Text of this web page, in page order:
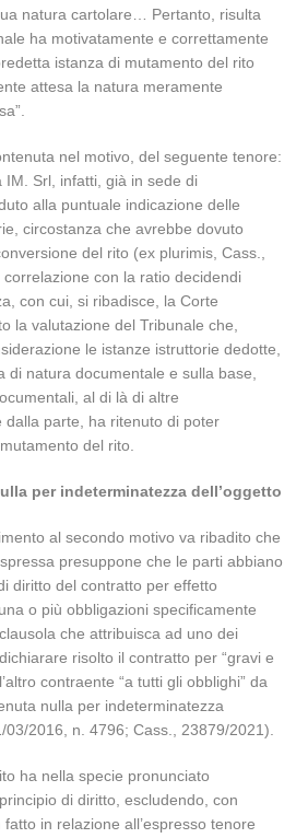
natura cartolare… Pertanto, risulta
ha motivatamente e correttamente
istanza di mutamento del rito
attesa la natura meramente
nel motivo, del seguente tenore:
IM. Srl, infatti, già in sede di
alla puntuale indicazione delle
circostanza che avrebbe dovuto
del rito (ex plurimis, Cass.,
con la ratio decidendi
con cui, si ribadisce, la Corte
la valutazione del Tribunale che,
le istanze istruttorie dedotte,
di natura documentale e sulla base,
al di là di altre
dalla parte, ha ritenuto di poter
del rito.
per indeterminatezza dell’oggetto
al secondo motivo va ribadito che
presuppone che le parti abbiano
diritto del contratto per effetto
o più obbligazioni specificamente
che attribuisca ad uno dei
risolto il contratto per “gravi e
contraente “a tutti gli obblighi” da
nulla per indeterminatezza
03/2016, n. 4796; Cass., 23879/2021).
ha nella specie pronunciato
di diritto, escludendo, con
in relazione all’espresso tenore